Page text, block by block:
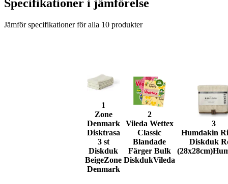
Specifikationer i jämförelse
Jämför specifikationer för alla 10 produkter
1
Zone
Denmark
Disktrasa
3 st
Diskduk
BeigeZone
Denmark
2
Vileda Wettex
Classic
Blandade
Färger Bulk
DiskdukVileda
3
Humdakin
Diskduk
(28x28cm)